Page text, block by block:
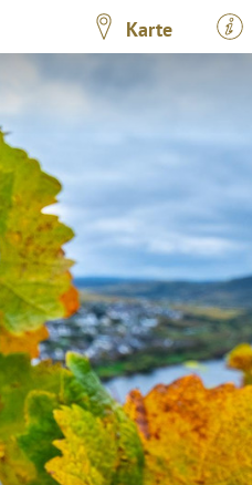
Karte